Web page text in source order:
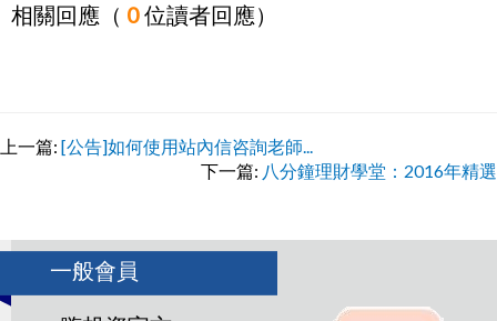
相關回應（ 0位讀者回應）
上一篇: [公告]如何使用站內信咨詢老師...
下一篇: 八分鐘理財學堂：2016年精選
一般會員